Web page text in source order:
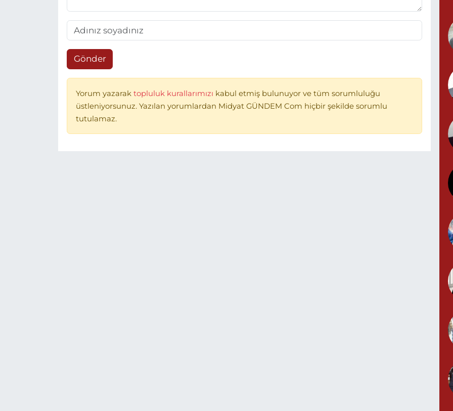
Gönder
Yorum yazarak topluluk kurallarımızı kabul etmiş bulunuyor ve tüm sorumluluğu
üstleniyorsunuz. Yazılan yorumlardan Midyat GÜNDEM Com hiçbir şekilde sorumlu
tutulamaz.